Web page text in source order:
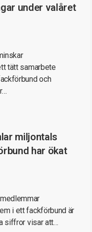
under valåret
tätt samarbete
och
miljontals
har ökat
i ett fackförbund är
siffror visar att…